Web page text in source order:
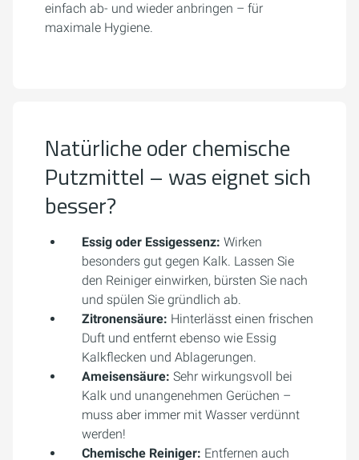
einfach ab- und wieder anbringen – für
maximale Hygiene.
Natürliche oder chemische
Putzmittel – was eignet sich
besser?
Essig oder Essigessenz: Wirken
besonders gut gegen Kalk. Lassen Sie
den Reiniger einwirken, bürsten Sie nach
und spülen Sie gründlich ab.
Zitronensäure: Hinterlässt einen frischen
Duft und entfernt ebenso wie Essig
Kalkflecken und Ablagerungen.
Ameisensäure: Sehr wirkungsvoll bei
Kalk und unangenehmen Gerüchen –
muss aber immer mit Wasser verdünnt
werden!
Chemische Reiniger: Entfernen auch